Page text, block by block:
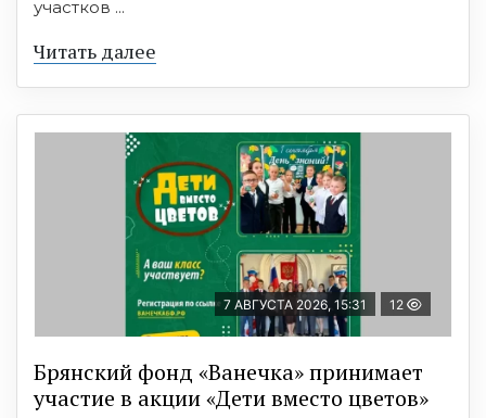
участков ...
Читать далее
7 АВГУСТА 2026, 15:31 12
Брянский фонд «Ванечка» принимает
участие в акции «Дети вместо цветов»